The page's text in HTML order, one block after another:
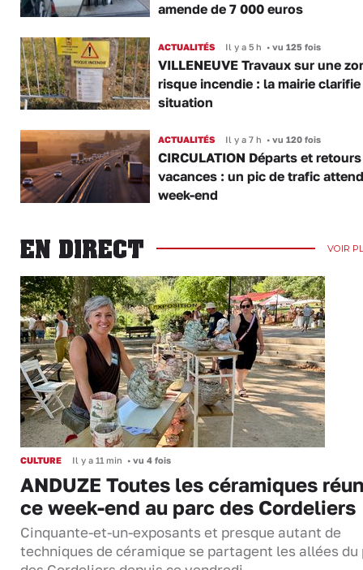
amende de 7 000 euros
ACTUALITÉS Il y a 5 h •vu 125 fois
VILLENEUVE Travaux sur une
risque incendie : la mairie
situation
ACTUALITÉS Il y a 7 h •vu 120 fois
CIRCULATION Départs et
vacances : un pic de trafic
week-end
EN DIRECT VOIR
CULTURE Il y a 11 min • vu 4 fois
ANDUZE Toutes les céramiques
ce week-end au parc des Cordeliers
Cinquante-et-un-exposants et presque autant de
techniques de céramique se partagent les allées du